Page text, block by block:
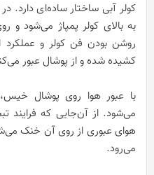
کولر آبی ساختار ساده‌ای دارد.
به بالای کولر پمپاژ می‌شود و
روشن بودن فن کولر و عملکرد
کشیده شده و از پوشال عبور
با عبور هوا روی پوشال
می‌شود. از آن‌جایی که فرایند
هوای عبوری از روی آن خنک
می‌رود.